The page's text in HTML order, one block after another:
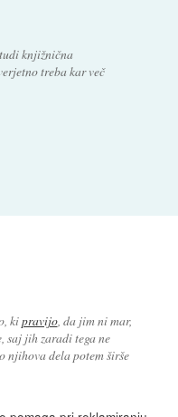
knjižnična
treba kar več
kipravijo, da jim ni mar,
saj jih zaradi tega ne
njihova dela potem širše